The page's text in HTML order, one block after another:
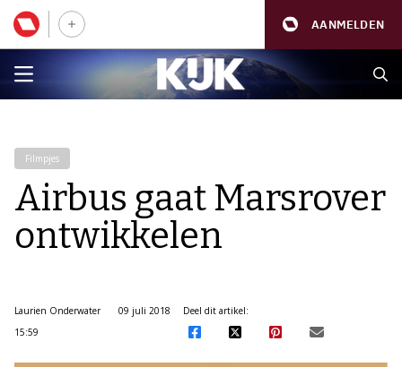
AANMELDEN
Filmpjes
Airbus gaat Marsrover
ontwikkelen
Laurien Onderwater
09 juli 2018
15:59
Deel dit artikel: